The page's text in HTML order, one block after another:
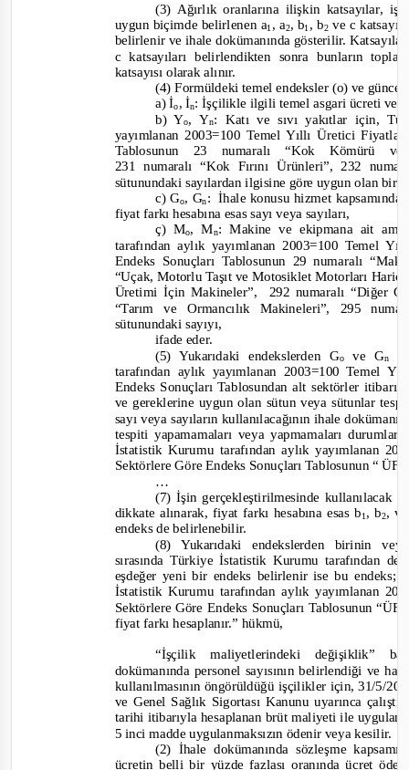
(3) Ağırlık oranlarına ilişkin katsayılar,
uygun biçimde belirlenen a1 , a2, b1 , b2 ve c
belirlenir ve ihale dokümanında gösterilir.
c katsayıları belirlendikten sonra bunların
katsayısı olarak alınır.
(4) Formüldeki temel endeksler (o) ve
a) İo, İn: İşçilikle ilgili temel asgari ücreti ve
b) Yo, Yn: Katı ve sıvı yakıtlar için,
yayımlanan 2003=100 Temel Yıllı Üretici
Tablosunun 23 numaralı “Kok
231 numaralı “Kok Fırını Ürünleri”, 232
sütunundaki sayılardan ilgisine göre uygun olan
c) Go, Gn:İhale konusu hizmet
fiyat farkı hesabına esas sayı veya sayıları,
ç) Mo, Mn: Makine ve ekipmana ait
tarafından aylık yayımlanan 2003=100 Temel
Endeks Sonuçları Tablosunun 29 numaralı
“Uçak, Motorlu Taşıt ve Motosiklet Motorları
Üretimi İçin Makineler”,
292 numaralı “Diğer
“Tarım ve Ormancılık Makineleri”, 295
sütunundaki sayıyı,
ifade eder.
(5) Yukarıdaki endekslerden Gove Gn
tarafından aylık yayımlanan 2003=100 Temel
Endeks Sonuçları Tablosundan alt sektörler
ve gereklerine uygun olan sütun veya sütunlar
sayı veya sayıların kullanılacağının ihale
tespiti yapamamaları veya yapmamaları
İstatistik Kurumu tarafından aylık yayımlanan
Sektörlere Göre Endeks Sonuçları Tablosunun “
…
(7) İşin gerçekleştirilmesinde kullanılacak
dikkate alınarak, fiyat farkı hesabına esas b1 , b2,
endeks de belirlenebilir.
(8) Yukarıdaki endekslerden birinin
sırasında Türkiye İstatistik Kurumu tarafından
eşdeğer yeni bir endeks belirlenir ise bu
İstatistik Kurumu tarafından aylık yayımlanan
Sektörlere Göre Endeks Sonuçları Tablosunun
fiyat farkı hesaplanır.” hükmü,
“İşçilik maliyetlerindeki değişiklik”
dokümanında personel sayısının belirlendiği ve
kullanılmasının öngörüldüğü işçilikler için, 31/5/
ve Genel Sağlık Sigortası Kanunu uyarınca
tarihi itibarıyla hesaplanan brüt maliyeti ile
5 inci madde uygulanmaksızın ödenir veya kesilir.
(2) İhale dokümanında sözleşme
ücretin belli bir yüzde fazlası oranında ücret